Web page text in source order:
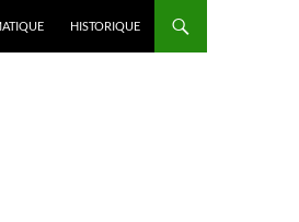
HISTORIQUE